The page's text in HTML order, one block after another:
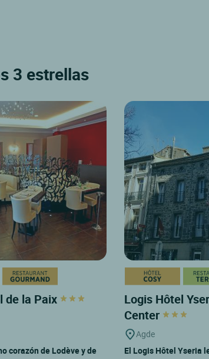
3 estrellas
de la Paix
corazón de Lodève y de
Logis Hôtel
Center
Agde
El Logis Hôtel Yseria